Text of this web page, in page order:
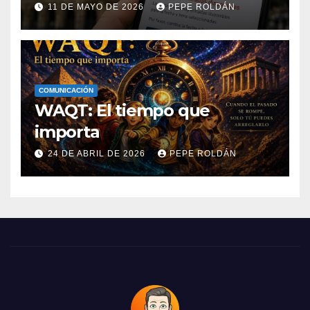
acceso a la cultura y el ocio
11 DE MAYO DE 2026 PEPE ROLDÁN
COMUNICACIÓN
WAQT: El tiempo que
importa
24 DE ABRIL DE 2026 PEPE ROLDÁN